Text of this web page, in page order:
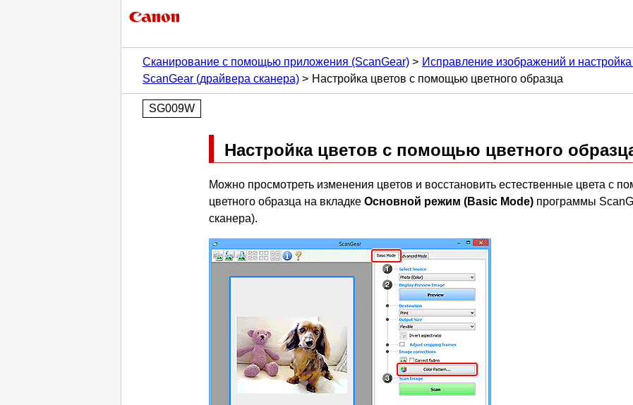
Сканирование с помощью приложения (ScanGear)
Исправление изображений и
ScanGear (драйвера сканера)
Настройка цветов с помощью цветного образца
SG009W
Настройка цветов с помощью цветного
Можно просмотреть изменения цветов и восстановить естественные цвета с
цветного образца на вкладке Основной режим (Basic Mode) программы
сканера).